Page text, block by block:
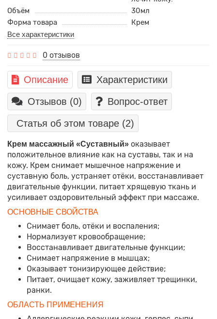
Объём
30мл
Форма товара
Крем
Все характеристики
0 отзывов
Описание Характеристики
Отзывов (0) Вопрос-ответ
Статья об этом товаре (2)
Крем массажный «Суставный» оказывает
положительное влияние как на суставы, так и на
кожу. Крем снимает мышечное напряжение и
суставную боль, устраняет отёки, восстанавливает
двигательные функции, питает хрящевую ткань и
усиливает оздоровительный эффект при массаже.
ОСНОВНЫЕ СВОЙСТВА
Снимает боль, отёки и воспаления;
Нормализует кровообращение;
Восстанавливает двигательные функции;
Снимает напряжение в мышцах;
Оказывает тонизирующее действие;
Питает, очищает кожу, заживляет трещинки,
ранки.
ОБЛАСТЬ ПРИМЕНЕНИЯ